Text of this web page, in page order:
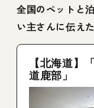
全国のペットと
い主さんに伝え
【北海道】
道鹿部」